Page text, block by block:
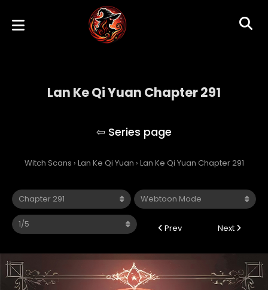
Lan Ke Qi Yuan Chapter 291
Witch Scans › Lan Ke Qi Yuan › Lan Ke Qi Yuan Chapter 291
Prev Next